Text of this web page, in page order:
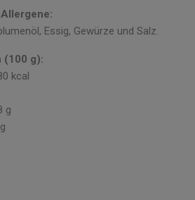
Essig, Gewürze und Salz.
(100 g):
kcal
g